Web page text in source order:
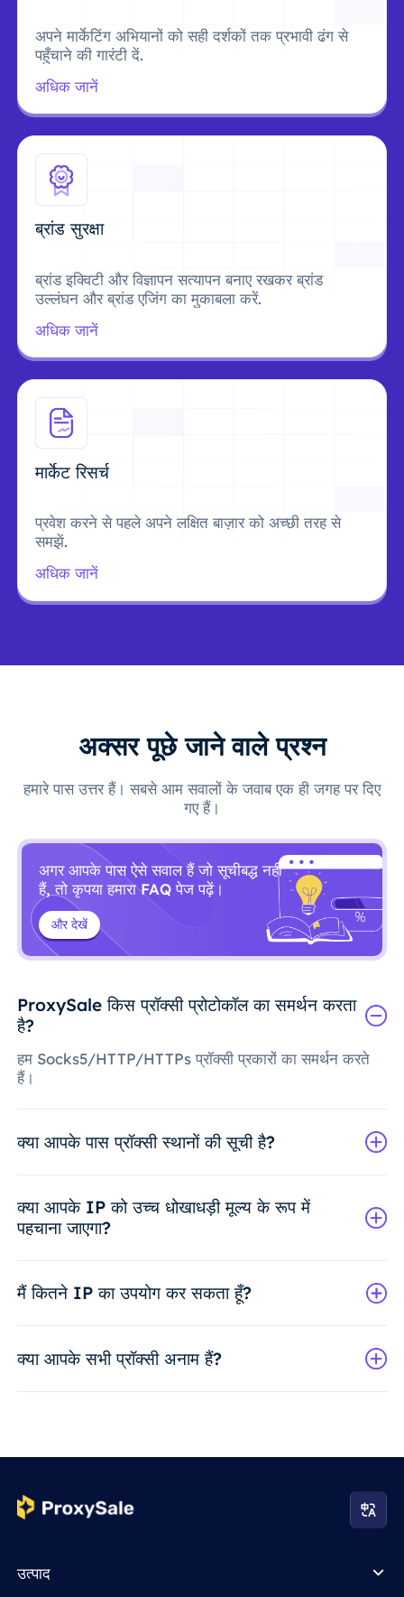
अपने मार्केटिंग अभियानों को सही दर्शकों तक प्रभावी ढंग से
पहुँचाने की गारंटी दें.
अधिक जानें
ब्रांड सुरक्षा
ब्रांड इक्विटी और विज्ञापन सत्यापन बनाए रखकर ब्रांड
उल्लंघन और ब्रांड एजिंग का मुकाबला करें.
अधिक जानें
मार्केट रिसर्च
प्रवेश करने से पहले अपने लक्षित बाज़ार को अच्छी तरह से
समझें.
अधिक जानें
अक्सर पूछे जाने वाले प्रश्न
हमारे पास उत्तर हैं। सबसे आम सवालों के जवाब एक ही जगह पर दिए
गए हैं।
अगर आपके पास ऐसे सवाल हैं जो सूचीबद्ध नहीं
हैं, तो कृपया हमारा FAQ पेज पढ़ें।
और देखें
ProxySale किस प्रॉक्सी प्रोटोकॉल का समर्थन करता
है?
हम Socks5/HTTP/HTTPs प्रॉक्सी प्रकारों का समर्थन करते
हैं।
क्या आपके पास प्रॉक्सी स्थानों की सूची है?
क्या आपके IP को उच्च धोखाधड़ी मूल्य के रूप में
पहचाना जाएगा?
मैं कितने IP का उपयोग कर सकता हूँ?
क्या आपके सभी प्रॉक्सी अनाम हैं?
उत्पाद